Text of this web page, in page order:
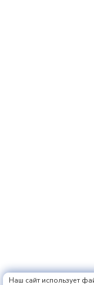
Наш сайт использует